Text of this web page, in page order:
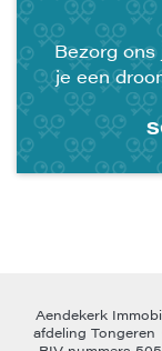
Bezorg
je een
Aendekerk
afdeling Tongeren